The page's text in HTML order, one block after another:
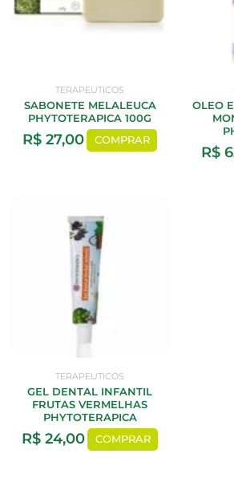
TERAPEUTICOS
SABONETE MELALEUCA
PHYTOTERAPICA 100G
R$27,00 COMPRAR
OLEO
R$
TERAPEUTICOS
GEL DENTAL INFANTIL
FRUTAS VERMELHAS
PHYTOTERAPICA
R$24,00 COMPRAR